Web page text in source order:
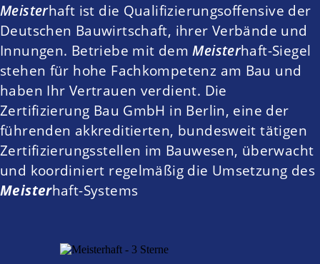
Meisterhaft ist die Qualifizierungsoffensive der
Deutschen Bauwirtschaft, ihrer Verbände und
Innungen. Betriebe mit demMeisterhaft-Siegel
stehen für hohe Fachkompetenz am Bau und
haben Ihr Vertrauen verdient. Die
Zertifizierung Bau GmbH in Berlin, eine der
führenden akkreditierten, bundesweit tätigen
Zertifizierungsstellen im Bauwesen, überwacht
und koordiniert regelmäßig die Umsetzung des
Meisterhaft-Systems